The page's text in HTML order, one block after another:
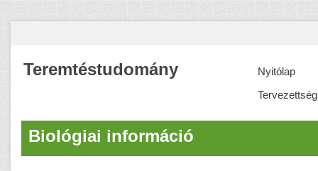
Teremtéstudomány
Nyitólap
Tervezettség
Biológiai információ